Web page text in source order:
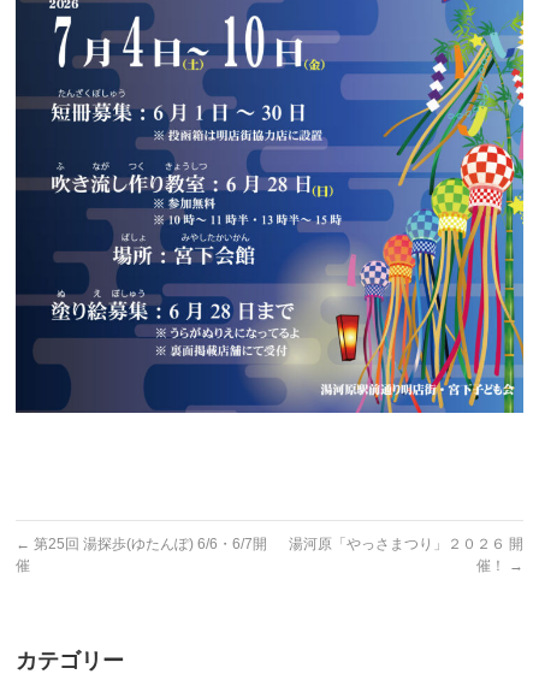
← 第25回 湯探歩(ゆたんぽ) 6/6・6/7開
催
湯河原「やっさまつり」２０２６ 開
催！
→
カテゴリー